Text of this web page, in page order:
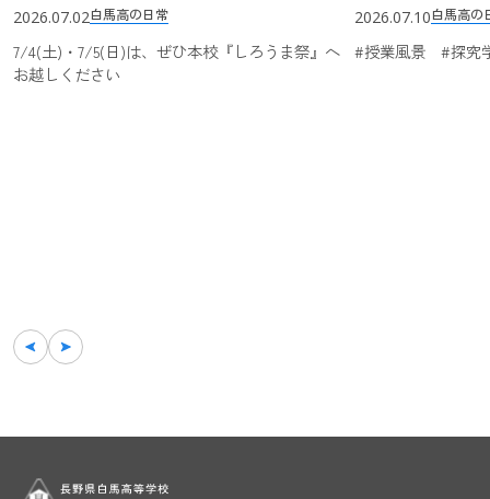
2026.07.02白馬高の日常
7/4(土)・7/5(日)は、ぜひ本校『しろうま祭』へ
お越しください
2026.07.10白馬高の
#授業風景 #探究